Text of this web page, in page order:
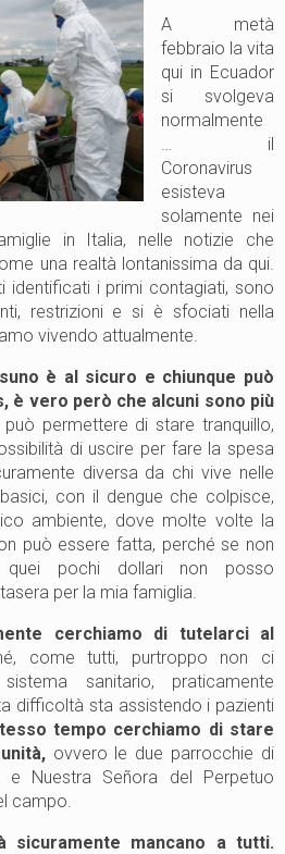
A metà
febbraio la vita
qui in Ecuador
si svolgeva
normalmente
… il
Coronavirus
esisteva
solamente nei
in Italia, nelle notizie che
una realtà lontanissima da qui.
identificati i primi contagiati, sono
restrizioni e si è sfociati nella
vivendo attualmente.
è al sicuro e chiunque può
è vero però che alcuni sono più
può permettere di stare tranquillo,
di uscire per fare la spesa
diversa da chi vive nelle
con il dengue che colpisce,
ambiente, dove molte volte la
può essere fatta, perché se non
quei pochi dollari non posso
per la mia famiglia.
cerchiamo di tutelarci al
come tutti, purtroppo non ci
sanitario, praticamente
difficoltà sta assistendo i pazienti
tempo cerchiamo di stare
ovvero le due parrocchie di
Nuestra Señora del Perpetuo
campo.
sicuramente mancano a tutti.